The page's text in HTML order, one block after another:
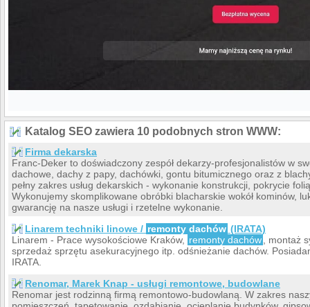
Katalog SEO zawiera 10 podobnych stron WWW:
Firma dekarska
Franc-Deker to doświadczony zespół dekarzy-profesjonalistów w
dachowe, dachy z papy, dachówki, gontu bitumicznego oraz z
pełny zakres usług dekarskich - wykonanie konstrukcji, pokrycie
Wykonujemy skomplikowane obróbki blacharskie wokół kominów,
gwarancję na nasze usługi i rzetelne wykonanie.
Linarem techniki linowe / remonty dachów (IRATA)
Linarem - Prace wysokościowe Kraków,
remonty dachów
, montaż
sprzedaż sprzętu asekuracyjnego itp. odśnieżanie dachów.
IRATA.
Renomar, Marek Knap - usługi remontowe, budowlane
Renomar jest rodzinną firmą remontowo-budowlaną. W zakres